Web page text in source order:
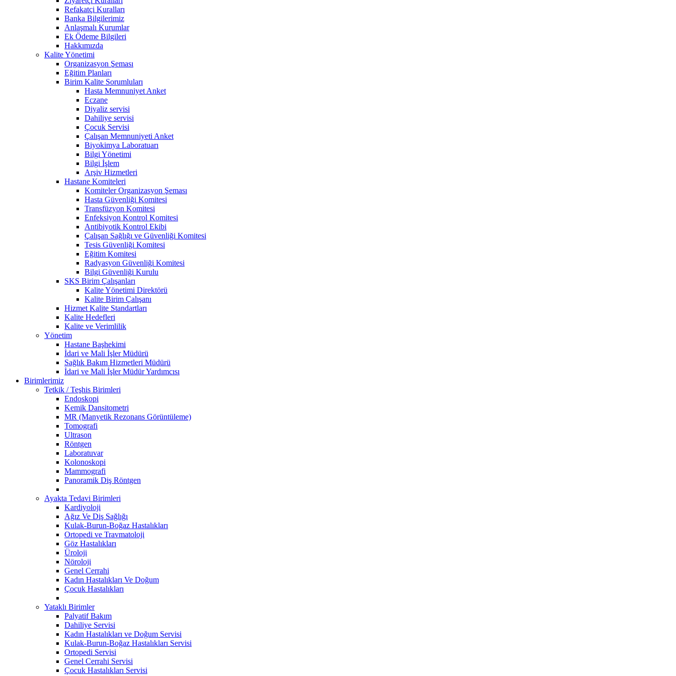
Refakatçi Kuralları
Banka Bilgilerimiz
Anlaşmalı Kurumlar
Ek Ödeme Bilgileri
Hakkımızda
Kalite Yönetimi
Organizasyon Şeması
Eğitim Planları
Birim Kalite Sorumluları
Hasta Memnuniyet Anket
Eczane
Diyaliz servisi
Dahiliye servisi
Çocuk Servisi
Çalışan Memnuniyeti Anket
Biyokimya Laboratuarı
Bilgi Yönetimi
Bilgi İşlem
Arşiv Hizmetleri
Hastane Komiteleri
Komiteler Organizasyon Şeması
Hasta Güvenliği Komitesi
Transfüzyon Komitesi
Enfeksiyon Kontrol Komitesi
Antibiyotik Kontrol Ekibi
Çalışan Sağlığı ve Güvenliği Komitesi
Tesis Güvenliği Komitesi
Eğitim Komitesi
Radyasyon Güvenliği Komitesi
Bilgi Güvenliği Kurulu
SKS Birim Çalışanları
Kalite Yönetimi Direktörü
Kalite Birim Çalışanı
Hizmet Kalite Standartları
Kalite Hedefleri
Kalite ve Verimlilik
Yönetim
Hastane Başhekimi
İdari ve Mali İşler Müdürü
Sağlık Bakım Hizmetleri Müdürü
İdari ve Mali İşler Müdür Yardımcısı
Birimlerimiz
Tetkik / Teşhis Birimleri
Endoskopi
Kemik Dansitometri
MR (Manyetik Rezonans Görüntüleme)
Tomografi
Ultrason
Röntgen
Laboratuvar
Kolonoskopi
Mammografi
Panoramik Diş Röntgen
Ayakta Tedavi Birimleri
Kardiyoloji
Ağız Ve Diş Sağlığı
Kulak-Burun-Boğaz Hastalıkları
Ortopedi ve Travmatoloji
Göz Hastalıkları
Üroloji
Nöroloji
Genel Cerrahi
Kadın Hastalıkları Ve Doğum
Çocuk Hastalıkları
Yataklı Birimler
Palyatif Bakım
Dahiliye Servisi
Kadın Hastalıkları ve Doğum Servisi
Kulak-Burun-Boğaz Hastalıkları Servisi
Ortopedi Servisi
Genel Cerrahi Servisi
Çocuk Hastalıkları Servisi